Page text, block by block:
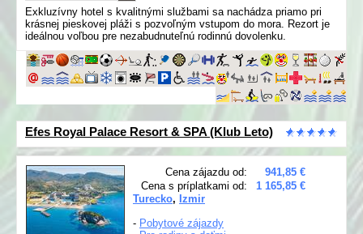
Exkluzívny hotel s kvalitnými službami sa nachádza priamo pri
krásnej pieskovej pláži s pozvoľným vstupom do mora. Rezort je
ideálnou voľbou pre nezabudnuteľnú rodinnú dovolenku.
Efes Royal Palace Resort & SPA (Klub Leto)
Cena zájazdu od:
941,85 €
Cena s príplatkami od:
1 165,85 €
Turecko, Izmir
- Pobytové zájazdy